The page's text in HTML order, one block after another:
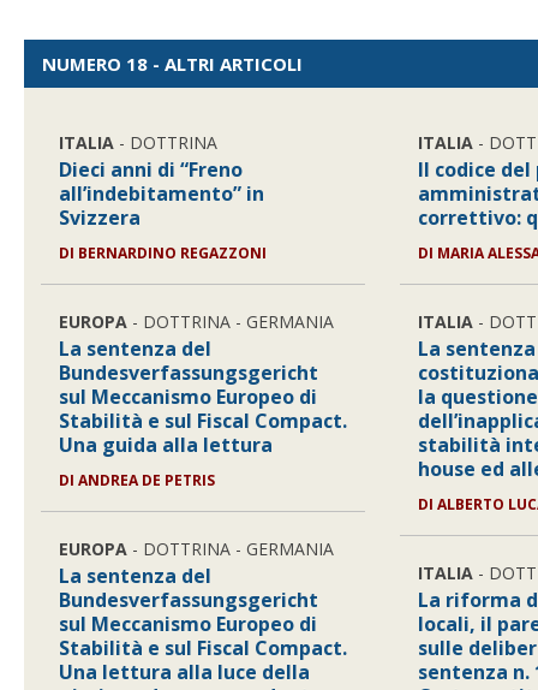
NUMERO 18 - ALTRI ARTICOLI
ITALIA - DOTTRINA
Dieci anni di “Freno
all’indebitamento” in
Svizzera
DI BERNARDINO REGAZZONI
EUROPA - DOTTRINA - GERMANIA
La sentenza del
Bundesverfassungsgericht
sul Meccanismo Europeo di
Stabilità e sul Fiscal Compact.
Una guida alla lettura
DI ANDREA DE PETRIS
EUROPA - DOTTRINA - GERMANIA
La sentenza del
Bundesverfassungsgericht
sul Meccanismo Europeo di
Stabilità e sul Fiscal Compact.
Una lettura alla luce della
ITALIA -
Il codice del
correttivo:
DI MARIA
ITALIA -
La
la questione
stabilità
house ed
DI ALBERTO
ITALIA -
La riforma
locali, il
sulle
sentenza n.